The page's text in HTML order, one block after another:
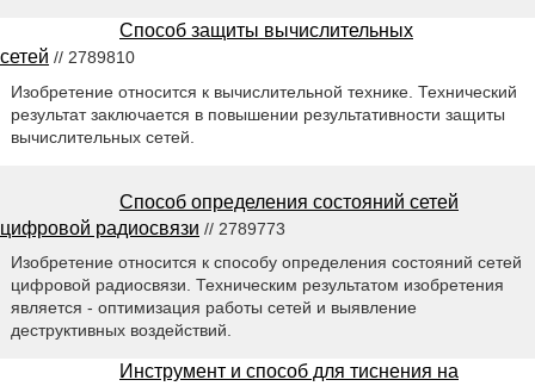
Способ защиты вычислительных
сетей // 2789810
Изобретение относится к вычислительной технике. Технический
результат заключается в повышении результативности защиты
вычислительных сетей.
Способ определения состояний сетей
цифровой радиосвязи // 2789773
Изобретение относится к способу определения состояний сетей
цифровой радиосвязи. Техническим результатом изобретения
является - оптимизация работы сетей и выявление
деструктивных воздействий.
Инструмент и способ для тиснения на